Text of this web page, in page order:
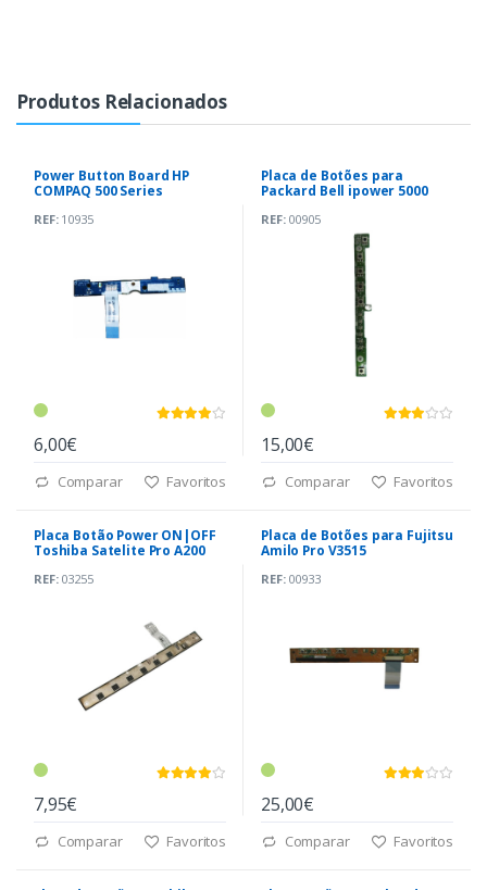
Produtos Relacionados
Power Button Board HP
COMPAQ 500 Series
REF:10935
6,00€
Comparar Favoritos
Placa de Botões para
Packard Bell ipower 5000
REF:00905
15,00€
Comparar Favoritos
Placa Botão Power ON|OFF
Toshiba Satelite Pro A200
REF:03255
7,95€
Comparar Favoritos
Placa de Botões para Fujitsu
Amilo Pro V3515
REF:00933
25,00€
Comparar Favoritos